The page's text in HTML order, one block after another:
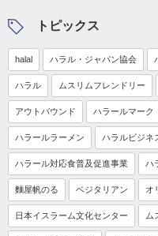
トピックス
halal ハラル・ジャパン協会
ハラル ムスリムフレンドリー
アウトバウンド ハラールマーク
ハラールラーメン ハラルビジネ
ハラール対応食普及促進事業 ハ
麵屋帆のる ベジタリアン オ
日本イスラーム文化センター ム